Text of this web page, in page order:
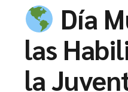
Día
las
la